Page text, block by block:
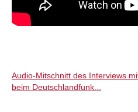
Audio-Mitschnitt des Interviews
beim Deutschlandfunk...